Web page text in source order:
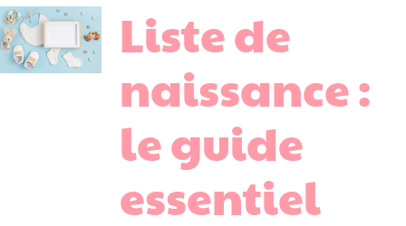
Liste de
naissance :
le guide
essentiel